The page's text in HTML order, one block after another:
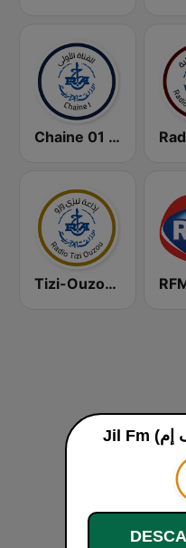
Chaine 01 (القناة الأولى)
Tizi-Ouzou (تيزي وزو)